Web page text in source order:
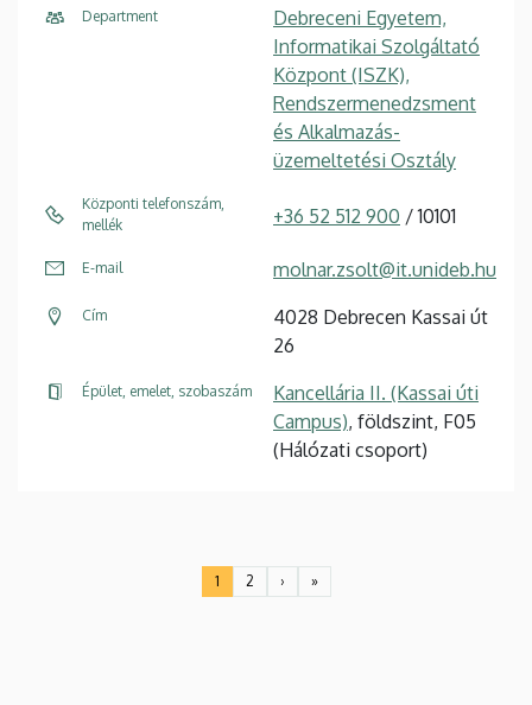
Department
Debreceni Egyetem,
Informatikai Szolgáltató
Központ (ISZK),
Rendszermenedzsment
és Alkalmazás-
üzemeltetési Osztály
Központi telefonszám,
mellék
+36 52 512 900 / 10101
E-mail molnar.zsolt@it.unideb.hu
Cím
4028 Debrecen Kassai út
26
Épület, emelet, szobaszám
Kancellária II. (Kassai úti
Campus), földszint, F05
(Hálózati csoport)
Jelenlegi
1
Oldal
2
Következő
›
Utolsó
»